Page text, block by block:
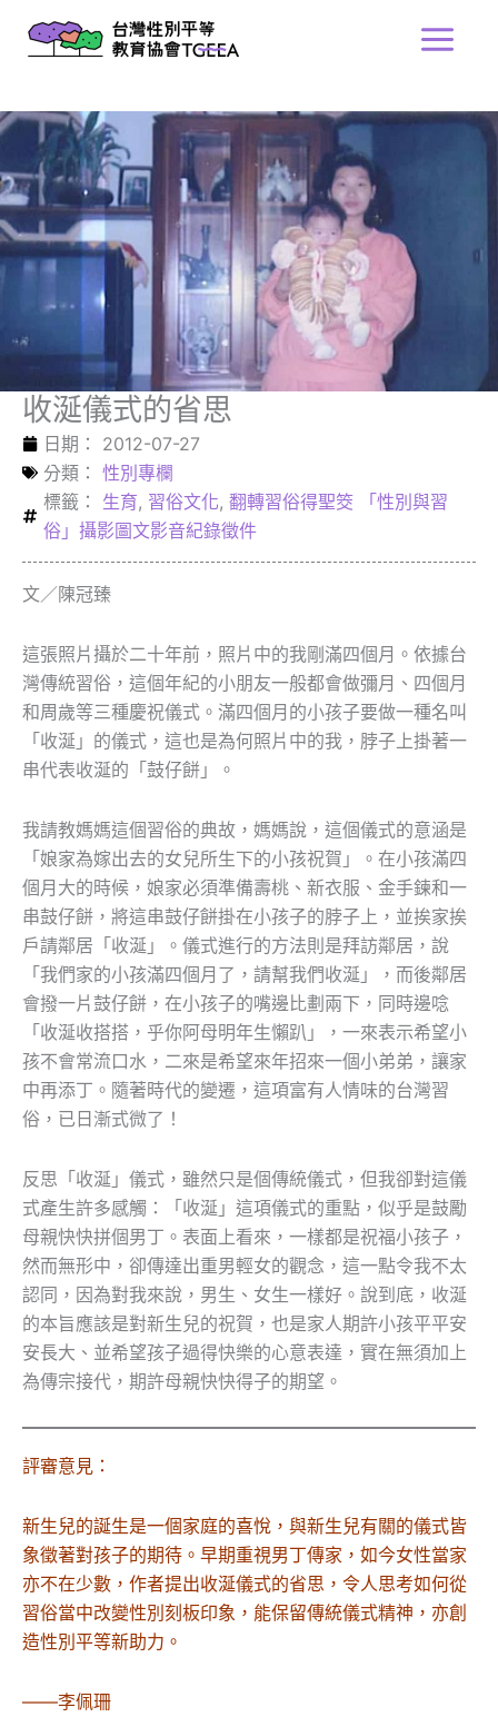
內
Main
收涎儀式的省思
日期：
2012-07-27
分類： 性別專欄
標籤：
生育, 習俗文化, 翻轉習俗得聖筊 「性別與習
俗」攝影圖文影音紀錄徵件
文／陳冠臻
這張照片攝於二十年前，照片中的我剛滿四個月。依據台
灣傳統習俗，這個年紀的小朋友一般都會做彌月、四個月
和周歲等三種慶祝儀式。滿四個月的小孩子要做一種名叫
「收涎」的儀式，這也是為何照片中的我，脖子上掛著一
串代表收涎的「鼓仔餅」。
我請教媽媽這個習俗的典故，媽媽說，這個儀式的意涵是
「娘家為嫁出去的女兒所生下的小孩祝賀」。在小孩滿四
個月大的時候，娘家必須準備壽桃、新衣服、金手鍊和一
串鼓仔餅，將這串鼓仔餅掛在小孩子的脖子上，並挨家挨
戶請鄰居「收涎」。儀式進行的方法則是拜訪鄰居，說
「我們家的小孩滿四個月了，請幫我們收涎」，而後鄰居
會撥一片鼓仔餅，在小孩子的嘴邊比劃兩下，同時邊唸
「收涎收搭搭，乎你阿母明年生懶趴」，一來表示希望小
孩不會常流口水，二來是希望來年招來一個小弟弟，讓家
中再添丁。隨著時代的變遷，這項富有人情味的台灣習
俗，已日漸式微了！
反思「收涎」儀式，雖然只是個傳統儀式，但我卻對這儀
式產生許多感觸：「收涎」這項儀式的重點，似乎是鼓勵
母親快快拼個男丁。表面上看來，一樣都是祝福小孩子，
然而無形中，卻傳達出重男輕女的觀念，這一點令我不太
認同，因為對我來說，男生、女生一樣好。說到底，收涎
的本旨應該是對新生兒的祝賀，也是家人期許小孩平平安
安長大、並希望孩子過得快樂的心意表達，實在無須加上
為傳宗接代，期許母親快快得子的期望。
評審意見：
新生兒的誕生是一個家庭的喜悅，與新生兒有關的儀式皆
象徵著對孩子的期待。早期重視男丁傳家，如今女性當家
亦不在少數，作者提出收涎儀式的省思，令人思考如何從
習俗當中改變性別刻板印象，能保留傳統儀式精神，亦創
造性別平等新助力。
——李佩珊